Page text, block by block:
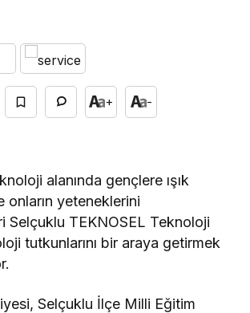
+ -
alanında gençlere ışık
yeteneklerini
Selçuklu TEKNOSEL Teknoloji
tutkunlarını bir araya getirmek
Selçuklu İlçe Milli Eğitim